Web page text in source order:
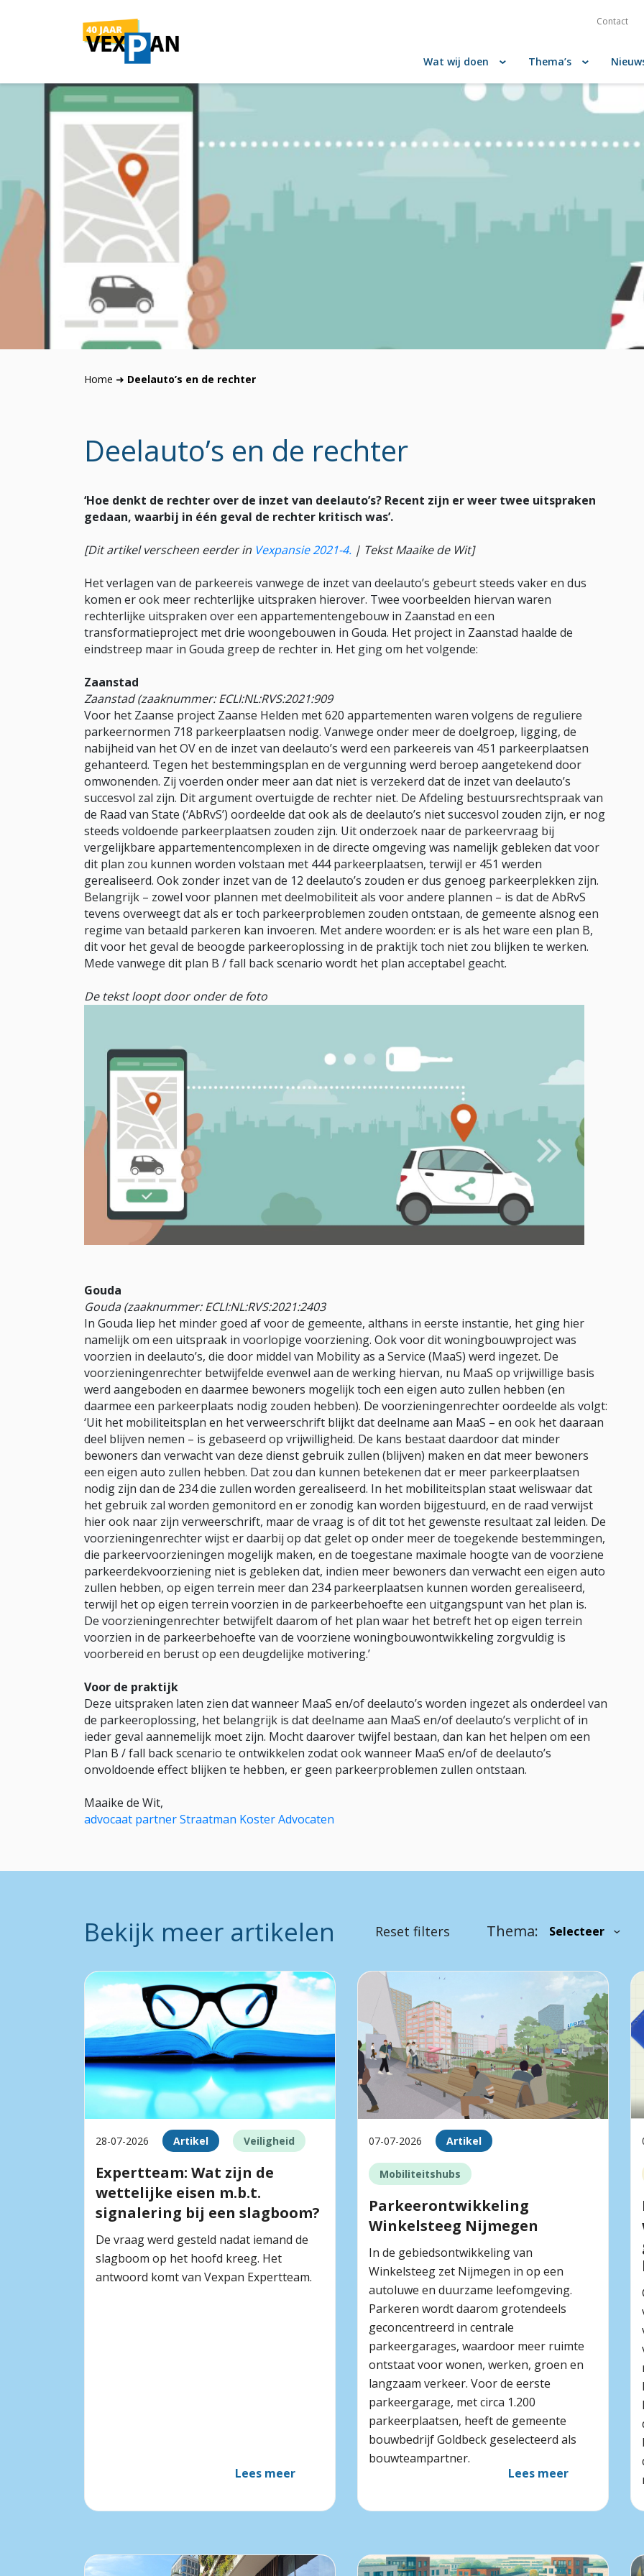
Contact
Wat wij doen Thema’s
Home ➜ Deelauto’s en de rechter
Deelauto’s en de rechter
‘Hoe denkt de rechter over de inzet van deelauto’s? Recent zijn er weer twee uitspraken
gedaan, waarbij in één geval de rechter kritisch was’.
[Dit artikel verscheen eerder in Vexpansie 2021-4. | Tekst Maaike de Wit]
Het verlagen van de parkeereis vanwege de inzet van deelauto’s gebeurt steeds vaker en dus
komen er ook meer rechterlijke uitspraken hierover. Twee voorbeelden hiervan waren
rechterlijke uitspraken over een appartementengebouw in Zaanstad en een
transformatieproject met drie woongebouwen in Gouda. Het project in Zaanstad haalde de
eindstreep maar in Gouda greep de rechter in. Het ging om het volgende:
Zaanstad
Zaanstad (zaaknummer: ECLI:NL:RVS:2021:909
Voor het Zaanse project Zaanse Helden met 620 appartementen waren volgens de reguliere
parkeernormen 718 parkeerplaatsen nodig. Vanwege onder meer de doelgroep, ligging, de
nabijheid van het OV en de inzet van deelauto’s werd een parkeereis van 451 parkeerplaatsen
gehanteerd. Tegen het bestemmingsplan en de vergunning werd beroep aangetekend door
omwonenden. Zij voerden onder meer aan dat niet is verzekerd dat de inzet van deelauto’s
succesvol zal zijn. Dit argument overtuigde de rechter niet. De Afdeling bestuursrechtspraak van
de Raad van State (‘AbRvS’) oordeelde dat ook als de deelauto’s niet succesvol zouden zijn, er nog
steeds voldoende parkeerplaatsen zouden zijn. Uit onderzoek naar de parkeervraag bij
vergelijkbare appartementencomplexen in de directe omgeving was namelijk gebleken dat voor
dit plan zou kunnen worden volstaan met 444 parkeerplaatsen, terwijl er 451 werden
gerealiseerd. Ook zonder inzet van de 12 deelauto’s zouden er dus genoeg parkeerplekken zijn.
Belangrijk – zowel voor plannen met deelmobiliteit als voor andere plannen – is dat de AbRvS
tevens overweegt dat als er toch parkeerproblemen zouden ontstaan, de gemeente alsnog een
regime van betaald parkeren kan invoeren. Met andere woorden: er is als het ware een plan B,
dit voor het geval de beoogde parkeeroplossing in de praktijk toch niet zou blijken te werken.
Mede vanwege dit plan B / fall back scenario wordt het plan acceptabel geacht.
De tekst loopt door onder de foto
Gouda
Gouda (zaaknummer: ECLI:NL:RVS:2021:2403
In Gouda liep het minder goed af voor de gemeente, althans in eerste instantie, het ging hier
namelijk om een uitspraak in voorlopige voorziening. Ook voor dit woningbouwproject was
voorzien in deelauto’s, die door middel van Mobility as a Service (MaaS) werd ingezet. De
voorzieningenrechter betwijfelde evenwel aan de werking hiervan, nu MaaS op vrijwillige basis
werd aangeboden en daarmee bewoners mogelijk toch een eigen auto zullen hebben (en
daarmee een parkeerplaats nodig zouden hebben). De voorzieningenrechter oordeelde als volgt:
‘Uit het mobiliteitsplan en het verweerschrift blijkt dat deelname aan MaaS – en ook het daaraan
deel blijven nemen – is gebaseerd op vrijwilligheid. De kans bestaat daardoor dat minder
bewoners dan verwacht van deze dienst gebruik zullen (blijven) maken en dat meer bewoners
een eigen auto zullen hebben. Dat zou dan kunnen betekenen dat er meer parkeerplaatsen
nodig zijn dan de 234 die zullen worden gerealiseerd. In het mobiliteitsplan staat weliswaar dat
het gebruik zal worden gemonitord en er zonodig kan worden bijgestuurd, en de raad verwijst
hier ook naar zijn verweerschrift, maar de vraag is of dit tot het gewenste resultaat zal leiden. De
voorzieningenrechter wijst er daarbij op dat gelet op onder meer de toegekende bestemmingen,
die parkeervoorzieningen mogelijk maken, en de toegestane maximale hoogte van de voorziene
parkeerdekvoorziening niet is gebleken dat, indien meer bewoners dan verwacht een eigen auto
zullen hebben, op eigen terrein meer dan 234 parkeerplaatsen kunnen worden gerealiseerd,
terwijl het op eigen terrein voorzien in de parkeerbehoefte een uitgangspunt van het plan is.
De voorzieningenrechter betwijfelt daarom of het plan waar het betreft het op eigen terrein
voorzien in de parkeerbehoefte van de voorziene woningbouwontwikkeling zorgvuldig is
voorbereid en berust op een deugdelijke motivering.’
Voor de praktijk
Deze uitspraken laten zien dat wanneer MaaS en/of deelauto’s worden ingezet als onderdeel van
de parkeeroplossing, het belangrijk is dat deelname aan MaaS en/of deelauto’s verplicht of in
ieder geval aannemelijk moet zijn. Mocht daarover twijfel bestaan, dan kan het helpen om een
Plan B / fall back scenario te ontwikkelen zodat ook wanneer MaaS en/of de deelauto’s
onvoldoende effect blijken te hebben, er geen parkeerproblemen zullen ontstaan.
Maaike de Wit,
advocaat partner Straatman Koster Advocaten
Bekijk meer artikelen Reset filters Thema:
28-07-2026 Artikel Veiligheid
Expertteam: Wat zijn de
wettelijke eisen m.b.t.
signalering bij een slagboom?
De vraag werd gesteld nadat iemand de
slagboom op het hoofd kreeg. Het
antwoord komt van Vexpan Expertteam.
Lees meer
07-07-2026 Artikel
Mobiliteitshubs
Parkeerontwikkeling
Winkelsteeg Nijmegen
In de gebiedsontwikkeling van
Winkelsteeg zet Nijmegen in op een
autoluwe en duurzame leefomgeving.
Parkeren wordt daarom grotendeels
geconcentreerd in centrale
parkeergarages, waardoor meer ruimte
ontstaat voor wonen, werken, groen en
langzaam verkeer. Voor de eerste
parkeergarage, met circa 1.200
parkeerplaatsen, heeft de gemeente
bouwbedrijf Goldbeck geselecteerd als
bouwteampartner.
Lees meer